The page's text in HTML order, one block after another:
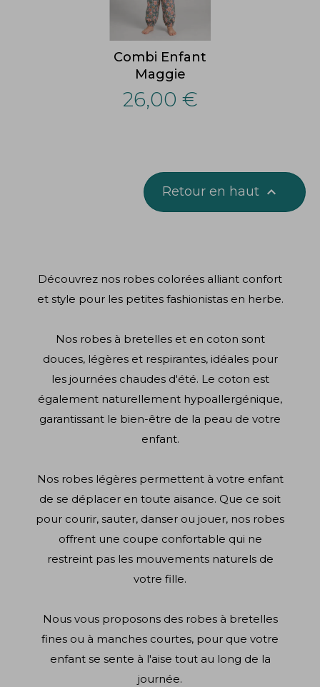
Combi Enfant
Maggie
26,00 €
Retour en haut 
Découvrez nos robes colorées alliant confort
et style pour les petites fashionistas en herbe.
Nos robes à bretelles et en coton sont
douces, légères et respirantes, idéales pour
les journées chaudes d'été. Le coton est
également naturellement hypoallergénique,
garantissant le bien-être de la peau de votre
enfant.
Nos robes légères permettent à votre enfant
de se déplacer en toute aisance. Que ce soit
pour courir, sauter, danser ou jouer, nos robes
offrent une coupe confortable qui ne
restreint pas les mouvements naturels de
votre fille.
Nous vous proposons des robes à bretelles
fines ou à manches courtes, pour que votre
enfant se sente à l'aise tout au long de la
journée.